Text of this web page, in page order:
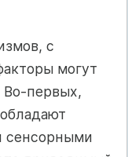
с
могут
Во-первых,